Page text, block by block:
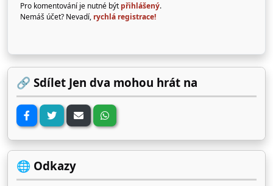
Pro komentování je nutné být přihlášený.
Nemáš účet? Nevadí, rychlá registrace!
🔗 Sdílet Jen dva mohou hrát na
🌐 Odkazy